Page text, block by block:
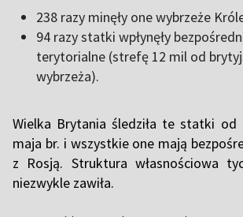
238 razy minęły one wybrzeże
94 razy statki wpłynęły
terytorialne (strefę 12 mil od
wybrzeża).
Wielka Brytania śledziła te statki od
maja br. i wszystkie one mają
z Rosją. Struktura własnościowa
niezwykle zawiła.